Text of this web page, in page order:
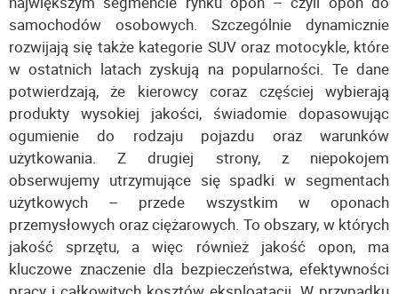
samochodów osobowych. Szczególnie dynamicznie
rozwijają się także kategorie SUV oraz motocykle, które
w ostatnich latach zyskują na popularności. Te dane
potwierdzają, że kierowcy coraz częściej wybierają
produkty wysokiej jakości, świadomie dopasowując
ogumienie do rodzaju pojazdu oraz warunków
użytkowania. Z drugiej strony, z niepokojem
obserwujemy utrzymujące się spadki w segmentach
użytkowych – przede wszystkim w oponach
przemysłowych oraz ciężarowych. To obszary, w których
jakość sprzętu, a więc również jakość opon, ma
kluczowe znaczenie dla bezpieczeństwa, efektywności